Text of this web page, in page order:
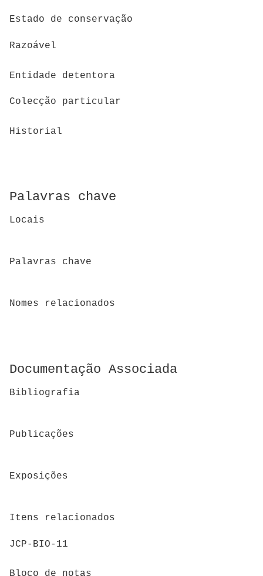
Estado de conservação
Razoável
Entidade detentora
Colecção particular
Historial
Palavras chave
Locais
Palavras chave
Nomes relacionados
Documentação Associada
Bibliografia
Publicações
Exposições
Itens relacionados
JCP-BIO-11
Bloco de notas